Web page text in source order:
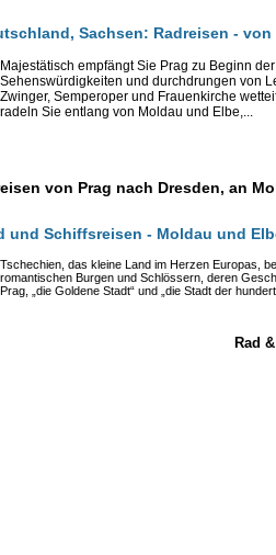
Sachsen: Radreisen -
Majestätisch empfängt Sie Prag zu Beginn
Sehenswürdigkeiten und durchdrungen von
Zwinger, Semperoper und Frauenkirche
radeln Sie entlang von Moldau und Elbe,...
von Prag nach Dresden, an
und Schiffsreisen - Moldau und
Tschechien, das kleine Land im Herzen Europas,
romantischen Burgen und Schlössern, deren
Prag, „die Goldene Stadt“ und „die Stadt der
Rad